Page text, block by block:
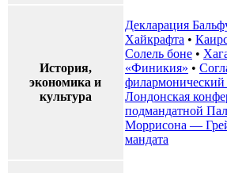
История,
экономика и
культура
Декларация
Хайкрафта •
Солель боне •
«Финикия» •
филармонический
Лондонская
подмандатной
Моррисона —
мандата